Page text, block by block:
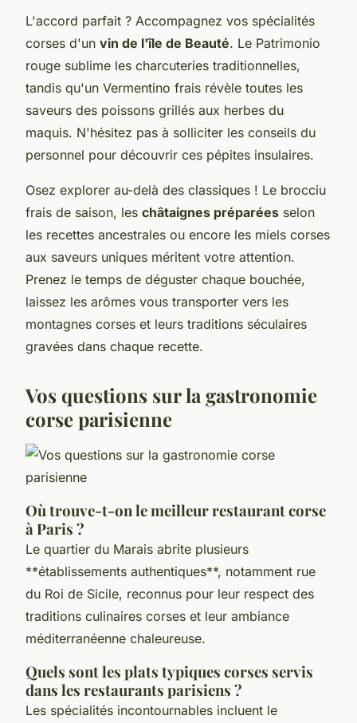
L'accord parfait ? Accompagnez vos spécialités
corses d'un vin de l'île de Beauté. Le Patrimonio
rouge sublime les charcuteries traditionnelles,
tandis qu'un Vermentino frais révèle toutes les
saveurs des poissons grillés aux herbes du
maquis. N'hésitez pas à solliciter les conseils du
personnel pour découvrir ces pépites insulaires.
Osez explorer au-delà des classiques ! Le brocciu
frais de saison, les châtaignes préparées selon
les recettes ancestrales ou encore les miels corses
aux saveurs uniques méritent votre attention.
Prenez le temps de déguster chaque bouchée,
laissez les arômes vous transporter vers les
montagnes corses et leurs traditions séculaires
gravées dans chaque recette.
Vos questions sur la gastronomie
corse parisienne
Où trouve-t-on le meilleur restaurant corse
à Paris ?
Le quartier du Marais abrite plusieurs
**établissements authentiques**, notamment rue
du Roi de Sicile, reconnus pour leur respect des
traditions culinaires corses et leur ambiance
méditerranéenne chaleureuse.
Quels sont les plats typiques corses servis
dans les restaurants parisiens ?
Les spécialités incontournables incluent le